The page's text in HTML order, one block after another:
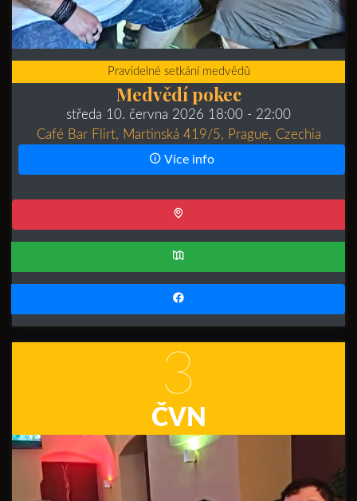
Pravidelné setkání medvědů
Medvědí pokec
středa 10. června 2026 18:00 - 22:00
Café Bar Flirt, Martinská 419/5, Prague, Czechia
Více info
3
ČVN